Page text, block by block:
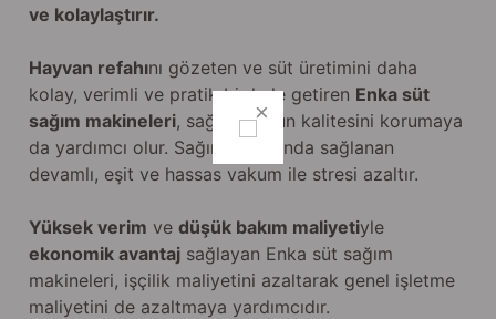
ve kolaylaştırır.
Hayvan refahını gözeten ve süt üretimini daha
kolay, verimli ve pratik bir hale getiren Enka süt
sağım makineleri, sağılan sütün kalitesini korumaya
da yardımcı olur. Sağım esnasında sağlanan
devamlı, eşit ve hassas vakum ile stresi azaltır.
Yüksek verim ve düşük bakım maliyetiyle
ekonomik avantaj sağlayan Enka süt sağım
makineleri, işçilik maliyetini azaltarak genel işletme
maliyetini de azaltmaya yardımcıdır.